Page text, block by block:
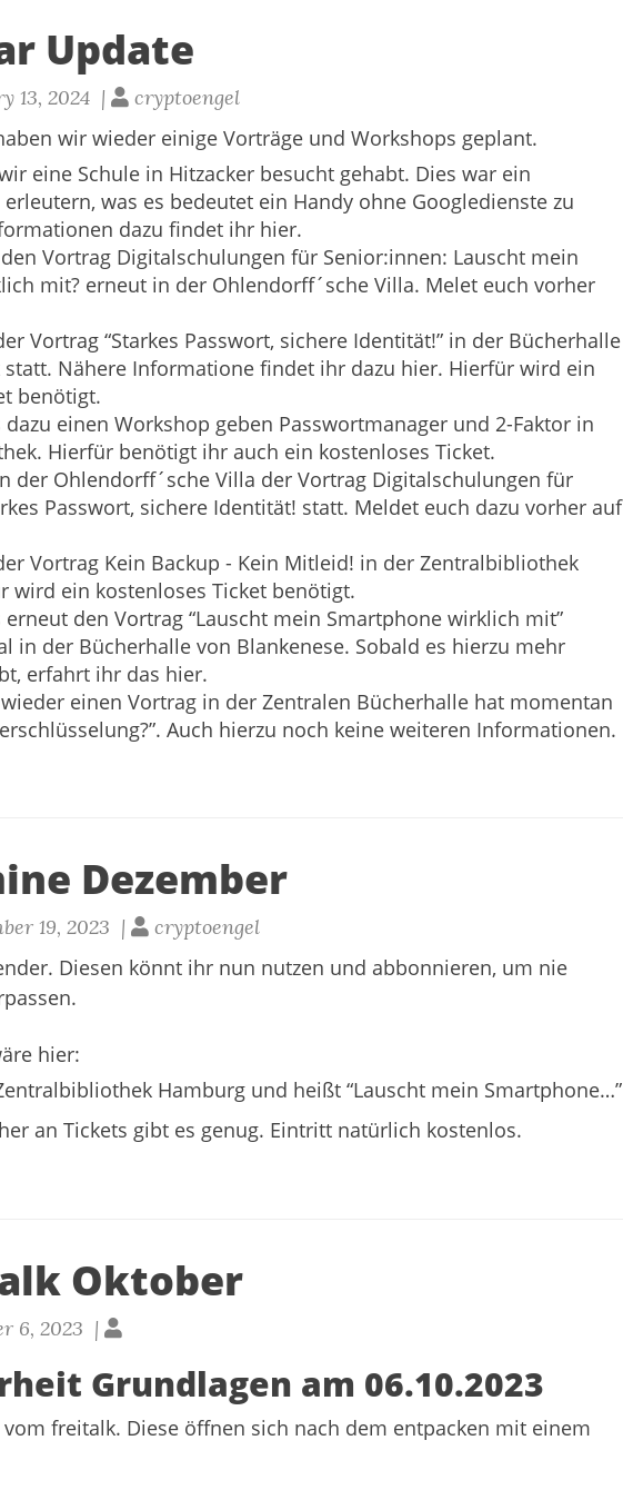
Update
13, 2024 |
cryptoengel
wir wieder einige Vorträge und Workshops geplant.
eine Schule in Hitzacker besucht gehabt. Dies war ein
was es bedeutet ein Handy ohne Googledienste zu
dazu findet ihr hier.
Vortrag Digitalschulungen für Senior:innen: Lauscht mein
mit? erneut in der Ohlendorff´sche Villa. Melet euch vorher
Vortrag “Starkes Passwort, sichere Identität!” in der Bücherhalle
Nähere Informatione findet ihr dazu hier. Hierfür wird ein
benötigt.
einen Workshop geben Passwortmanager und 2-Faktor in
Hierfür benötigt ihr auch ein kostenloses Ticket.
der Ohlendorff´sche Villa der Vortrag Digitalschulungen für
Passwort, sichere Identität! statt. Meldet euch dazu vorher auf
Vortrag Kein Backup - Kein Mitleid! in der Zentralbibliothek
wird ein kostenloses Ticket benötigt.
den Vortrag “Lauscht mein Smartphone wirklich mit”
in der Bücherhalle von Blankenese. Sobald es hierzu mehr
erfahrt ihr das hier.
einen Vortrag in der Zentralen Bücherhalle hat momentan
Auch hierzu noch keine weiteren Informationen.
Dezember
19, 2023 |
cryptoengel
. Diesen könnt ihr nun nutzen und abbonnieren, um nie
hier:
Hamburg und heißt “Lauscht mein Smartphone…”
an Tickets gibt es genug. Eintritt natürlich kostenlos.
Oktober
6, 2023 |
Grundlagen am 06.10.2023
freitalk. Diese öffnen sich nach dem entpacken mit einem